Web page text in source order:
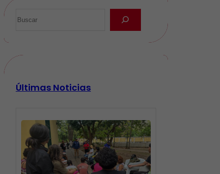
Últimas Noticias